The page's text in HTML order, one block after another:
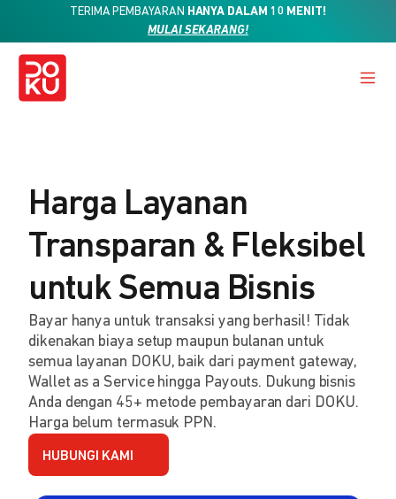
TERIMA PEMBAYARAN HANYA DALAM 10 MENIT!
MULAI SEKARANG!
Harga Layanan
Transparan & Fleksibel
untuk Semua Bisnis
Bayar hanya untuk transaksi yang berhasil! Tidak
dikenakan biaya setup maupun bulanan untuk
semua layanan DOKU, baik dari payment gateway,
Wallet as a Service hingga Payouts. Dukung bisnis
Anda dengan 45+ metode pembayaran dari DOKU.
Harga belum termasuk PPN.
HUBUNGI KAMI